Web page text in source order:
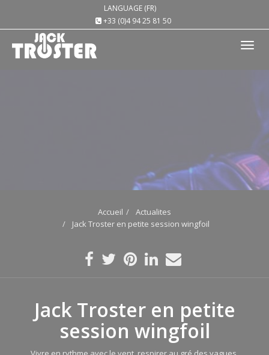
LANGUAGE (FR)
+33 (0)4 94 25 81 50
Accueil
Actualites
Jack Troster en petite session wingfoil
Jack Troster en petite
session wingfoil